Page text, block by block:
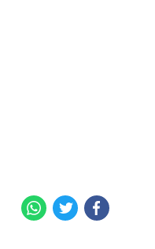
Facebook
Twitter